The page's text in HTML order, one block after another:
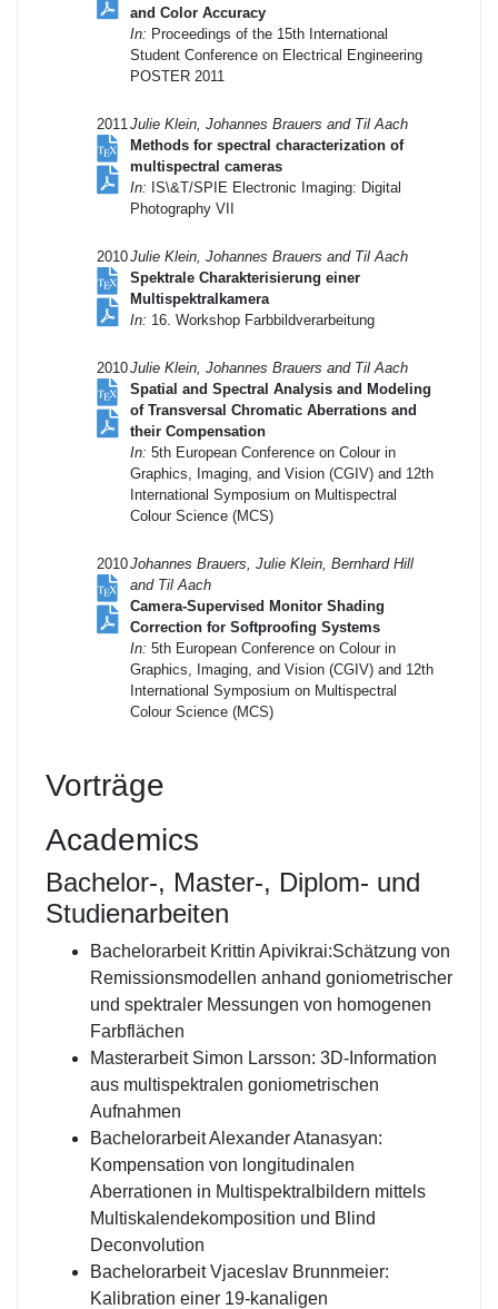
and Color Accuracy
In: Proceedings of the 15th International
Student Conference on Electrical Engineering
POSTER 2011
2011 Julie Klein, Johannes Brauers and Til Aach
Methods for spectral characterization of
multispectral cameras
In: IS\&T/SPIE Electronic Imaging: Digital
Photography VII
2010Julie Klein, Johannes Brauers and Til Aach
Spektrale Charakterisierung einer
Multispektralkamera
In: 16. Workshop Farbbildverarbeitung
2010Julie Klein, Johannes Brauers and Til Aach
Spatial and Spectral Analysis and Modeling
of Transversal Chromatic Aberrations and
their Compensation
In: 5th European Conference on Colour in
Graphics, Imaging, and Vision (CGIV) and 12th
International Symposium on Multispectral
Colour Science (MCS)
2010Johannes Brauers, Julie Klein, Bernhard Hill
and Til Aach
Camera-Supervised Monitor Shading
Correction for Softproofing Systems
In: 5th European Conference on Colour in
Graphics, Imaging, and Vision (CGIV) and 12th
International Symposium on Multispectral
Colour Science (MCS)
Vorträge
Academics
Bachelor-, Master-, Diplom- und
Studienarbeiten
Bachelorarbeit Krittin Apivikrai:Schätzung von
Remissionsmodellen anhand goniometrischer
und spektraler Messungen von homogenen
Farbflächen
Masterarbeit Simon Larsson: 3D-Information
aus multispektralen goniometrischen
Aufnahmen
Bachelorarbeit Alexander Atanasyan:
Kompensation von longitudinalen
Aberrationen in Multispektralbildern mittels
Multiskalendekomposition und Blind
Deconvolution
Bachelorarbeit Vjaceslav Brunnmeier:
Kalibration einer 19-kanaligen